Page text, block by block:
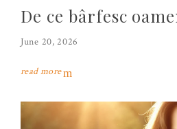
De ce bârfesc
June 20, 2026
read more